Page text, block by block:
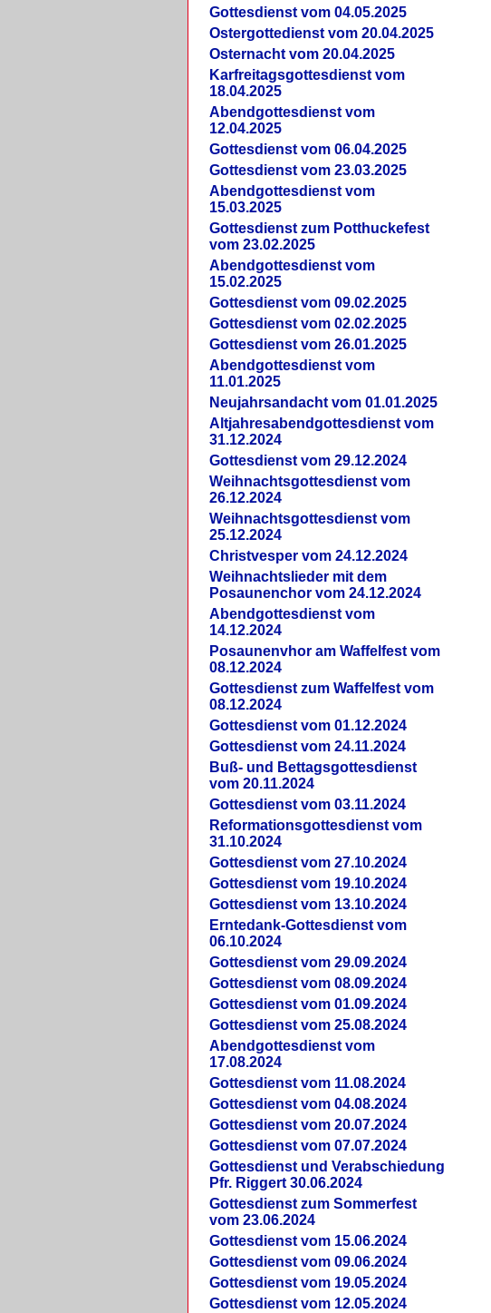
Gottesdienst vom 04.05.2025
Ostergottedienst vom 20.04.2025
Osternacht vom 20.04.2025
Karfreitagsgottesdienst vom
18.04.2025
Abendgottesdienst vom
12.04.2025
Gottesdienst vom 06.04.2025
Gottesdienst vom 23.03.2025
Abendgottesdienst vom
15.03.2025
Gottesdienst zum Potthuckefest
vom 23.02.2025
Abendgottesdienst vom
15.02.2025
Gottesdienst vom 09.02.2025
Gottesdienst vom 02.02.2025
Gottesdienst vom 26.01.2025
Abendgottesdienst vom
11.01.2025
Neujahrsandacht vom 01.01.2025
Altjahresabendgottesdienst vom
31.12.2024
Gottesdienst vom 29.12.2024
Weihnachtsgottesdienst vom
26.12.2024
Weihnachtsgottesdienst vom
25.12.2024
Christvesper vom 24.12.2024
Weihnachtslieder mit dem
Posaunenchor vom 24.12.2024
Abendgottesdienst vom
14.12.2024
Posaunenvhor am Waffelfest vom
08.12.2024
Gottesdienst zum Waffelfest vom
08.12.2024
Gottesdienst vom 01.12.2024
Gottesdienst vom 24.11.2024
Buß- und Bettagsgottesdienst
vom 20.11.2024
Gottesdienst vom 03.11.2024
Reformationsgottesdienst vom
31.10.2024
Gottesdienst vom 27.10.2024
Gottesdienst vom 19.10.2024
Gottesdienst vom 13.10.2024
Erntedank-Gottesdienst vom
06.10.2024
Gottesdienst vom 29.09.2024
Gottesdienst vom 08.09.2024
Gottesdienst vom 01.09.2024
Gottesdienst vom 25.08.2024
Abendgottesdienst vom
17.08.2024
Gottesdienst vom 11.08.2024
Gottesdienst vom 04.08.2024
Gottesdienst vom 20.07.2024
Gottesdienst vom 07.07.2024
Gottesdienst und Verabschiedung
Pfr. Riggert 30.06.2024
Gottesdienst zum Sommerfest
vom 23.06.2024
Gottesdienst vom 15.06.2024
Gottesdienst vom 09.06.2024
Gottesdienst vom 19.05.2024
Gottesdienst vom 12.05.2024